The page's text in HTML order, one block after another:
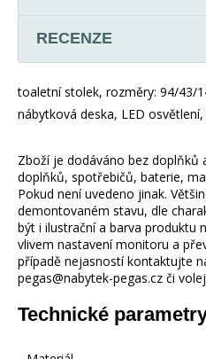
RECENZE
toaletní stolek, rozměry: 94/43/
nábytková deska, LED osvětlení,
Zboží je dodáváno bez doplňků
doplňků, spotřebičů, baterie,
Pokud není uvedeno jinak.
demontovaném stavu, dle
být i ilustrační a barva produktu
vlivem nastavení monitoru a
případě nejasností kontaktujte
pegas@nabytek-pegas.cz či
Technické